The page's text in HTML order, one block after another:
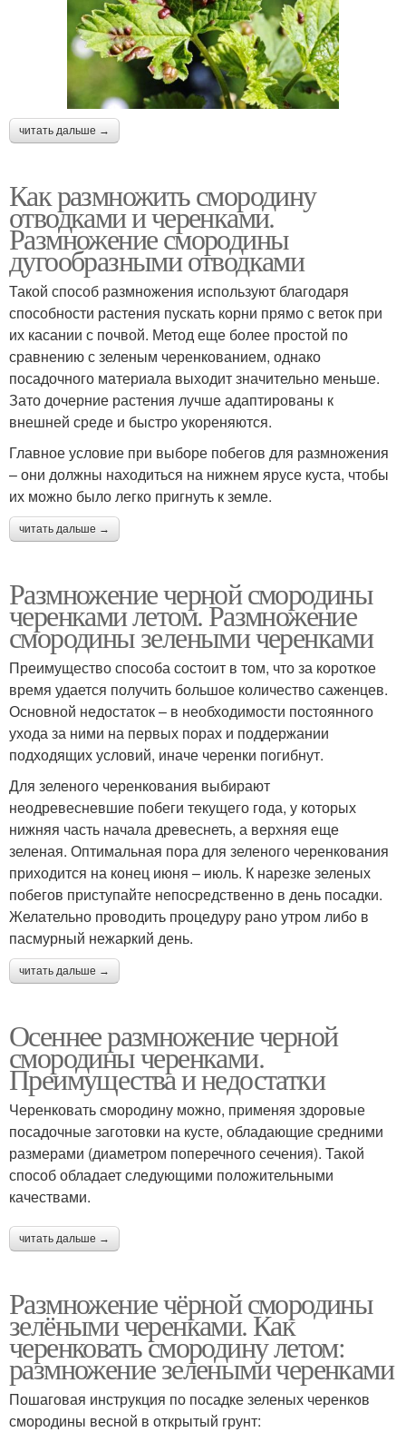
читать дальше →
Как размножить смородину
отводками и черенками.
Размножение смородины
дугообразными отводками
Такой способ размножения используют благодаря
способности растения пускать корни прямо с веток при
их касании с почвой. Метод еще более простой по
сравнению с зеленым черенкованием, однако
посадочного материала выходит значительно меньше.
Зато дочерние растения лучше адаптированы к
внешней среде и быстро укореняются.
Главное условие при выборе побегов для размножения
– они должны находиться на нижнем ярусе куста, чтобы
их можно было легко пригнуть к земле.
читать дальше →
Размножение черной смородины
черенками летом. Размножение
смородины зелеными черенками
Преимущество способа состоит в том, что за короткое
время удается получить большое количество саженцев.
Основной недостаток – в необходимости постоянного
ухода за ними на первых порах и поддержании
подходящих условий, иначе черенки погибнут.
Для зеленого черенкования выбирают
неодревесневшие побеги текущего года, у которых
нижняя часть начала древеснеть, а верхняя еще
зеленая. Оптимальная пора для зеленого черенкования
приходится на конец июня – июль. К нарезке зеленых
побегов приступайте непосредственно в день посадки.
Желательно проводить процедуру рано утром либо в
пасмурный нежаркий день.
читать дальше →
Осеннее размножение черной
смородины черенками.
Преимущества и недостатки
Черенковать смородину можно, применяя здоровые
посадочные заготовки на кусте, обладающие средними
размерами (диаметром поперечного сечения). Такой
способ обладает следующими положительными
качествами.
читать дальше →
Размножение чёрной смородины
зелёными черенками. Как
черенковать смородину летом:
размножение зелеными черенками
Пошаговая инструкция по посадке зеленых черенков
смородины весной в открытый грунт: